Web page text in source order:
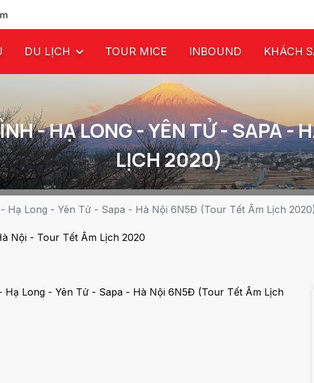
DU LỊCH TOUR MICE INBOUND KHÁCH
- HẠ LONG - YÊN TỬ - SAPA -
LỊCH 2020)
Hạ Long - Yên Tử - Sapa - Hà Nội 6N5Đ (Tour Tết Âm Lịch 2020)
Nội - Tour Tết Âm Lịch 2020